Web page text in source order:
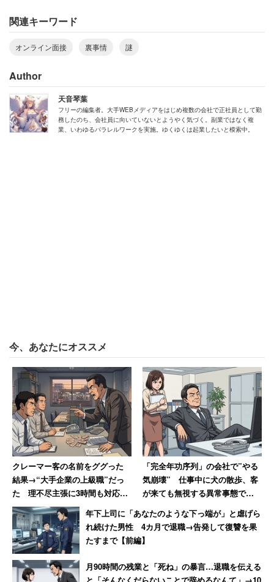
関連キーワード
オンライン面接 裏事情 謎
Author
天音琴葉
フリーの編集者。大手WEBメディアをはじめ複数の会社で正社員として勤
務したのち、会社員に向いていないとようやく気づく。副業ではなく複
業、いわゆるパラレルワークを実施。ゆくゆくは起業したいと模索中。
今、あなたにオススメ
クレーマー客の名前をググった
結果→“大手企業の上級職”だっ
た 理不尽主張に3時間も対応、
顧問弁護士まで使った男性の毅
然対応
「完全年功序列」の会社で”やる
気崩壊” 仕事中に犬の散歩、客
が来ても無視する異常事態で
「若い社員が毎年辞めていきま
す」
年下上司に「あなたのような下っ端が」と虐げら
れ続けた男性 4カ月で退職→告発して復讐を果
たすまで【前編】
月90時間の残業と「死ね」の暴言…退職を伝える
と「そんなくだらないことで辞めるなんて」→10